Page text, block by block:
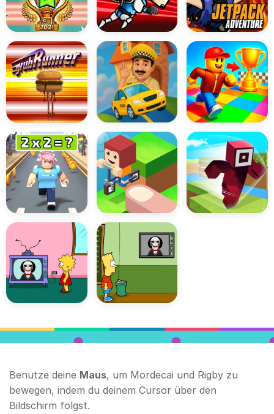
Benutze deine Maus, um Mordecai und Rigby zu
bewegen, indem du deinem Cursor über den
Bildschirm folgst.